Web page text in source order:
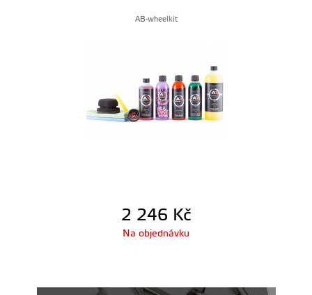
AB-wheelkit
2 246 Kč
Na objednávku